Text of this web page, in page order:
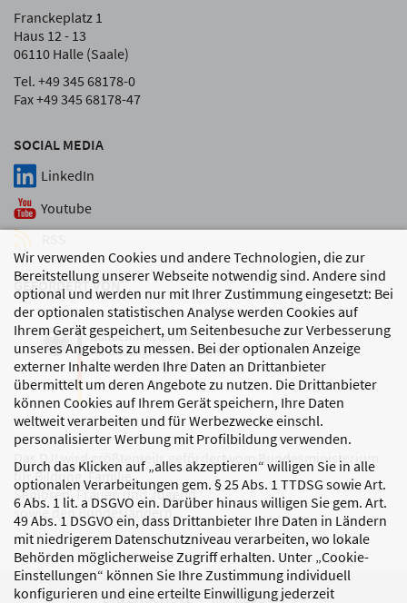
Wir verwenden Cookies und andere Technologien, die zur
Bereitstellung unserer Webseite notwendig sind. Andere sind
optional und werden nur mit Ihrer Zustimmung eingesetzt: Bei
der optionalen statistischen Analyse werden Cookies auf
Ihrem Gerät gespeichert, um Seitenbesuche zur Verbesserung
unseres Angebots zu messen. Bei der optionalen Anzeige
externer Inhalte werden Ihre Daten an Drittanbieter
übermittelt um deren Angebote zu nutzen. Die Drittanbieter
können Cookies auf Ihrem Gerät speichern, Ihre Daten
weltweit verarbeiten und für Werbezwecke einschl.
personalisierter Werbung mit Profilbildung verwenden.
Durch das Klicken auf „alles akzeptieren“ willigen Sie in alle
optionalen Verarbeitungen gem. § 25 Abs. 1 TTDSG sowie Art.
6 Abs. 1 lit. a DSGVO ein. Darüber hinaus willigen Sie gem. Art.
49 Abs. 1 DSGVO ein, dass Drittanbieter Ihre Daten in Ländern
mit niedrigerem Datenschutzniveau verarbeiten, wo lokale
Behörden möglicherweise Zugriff erhalten. Unter „Cookie-
Einstellungen“ können Sie Ihre Zustimmung individuell
konfigurieren und eine erteilte Einwilligung jederzeit
SOCIAL MEDIA
LinkedIn
Youtube
Franckeplatz 1
Haus 12 - 13
06110 Halle (Saale)
Tel. +49 345 68178-0
Fax +49 345 68178-47
GEFÖRDERT VON
Das DJI wird größtenteils gefördert vom Bundesministerium
für Bildung, Familie,
Senioren, Frauen und Jugend
sowie den Bundesländern.
DATENSCHUTZ IMPRESSUM